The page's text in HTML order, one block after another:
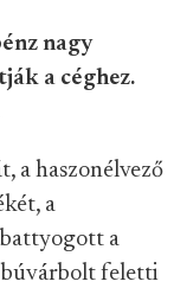
nagy
a céghez.
a haszonélvező
a
a
búvárbolt feletti